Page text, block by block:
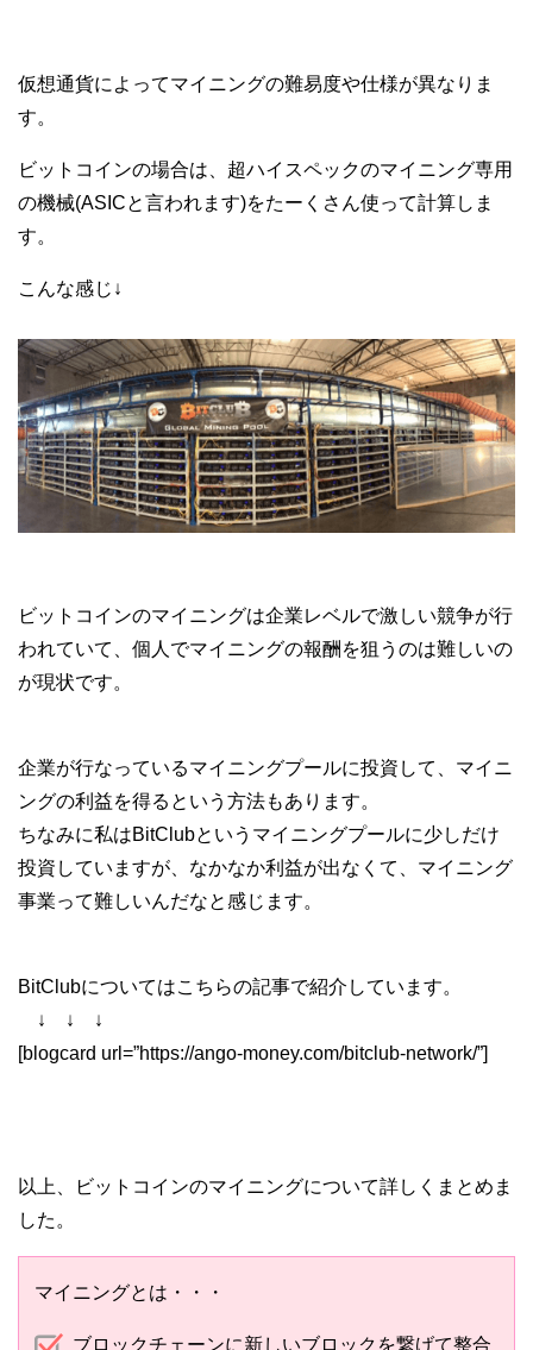
仮想通貨によってマイニングの難易度や仕様が異なりま
す。
ビットコインの場合は、超ハイスペックのマイニング専用
の機械(ASICと言われます)をたーくさん使って計算しま
す。
こんな感じ↓
ビットコインのマイニングは企業レベルで激しい競争が行
われていて、個人でマイニングの報酬を狙うのは難しいの
が現状です。
企業が行なっているマイニングプールに投資して、マイニ
ングの利益を得るという方法もあります。
ちなみに私はBitClubというマイニングプールに少しだけ
投資していますが、なかなか利益が出なくて、マイニング
事業って難しいんだなと感じます。
BitClubについてはこちらの記事で紹介しています。
↓ ↓ ↓
[blogcard url=”https://ango-money.com/bitclub-network/”]
以上、ビットコインのマイニングについて詳しくまとめま
した。
マイニングとは・・・
ブロックチェーンに新しいブロックを繋げて整合